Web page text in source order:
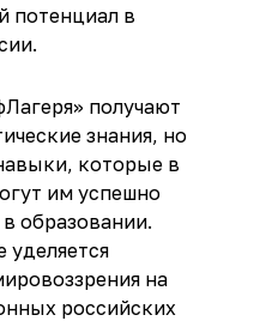
потенциал в
получают
знания, но
которые в
им успешно
образовании.
уделяется
на
российских